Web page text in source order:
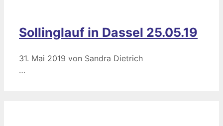
Sollinglauf in Dassel 25.05.19
31. Mai 2019 von Sandra Dietrich
…